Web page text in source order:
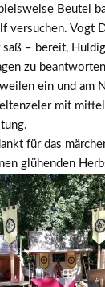
Beu­tel
ver­su­chen. Vogt
saß – bereit,
zu
ein und am
mit
für das
glü­hen­den